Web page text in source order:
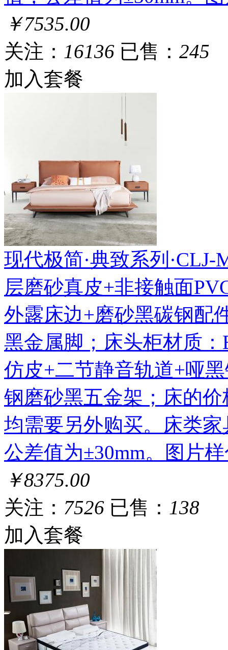
￥7535.00
关注： 16136 已售： 245
加入套餐
现代极简·典致系列·CLJ-
层磨砂真皮+非接触面
外露床边+磨砂黑碳钢配
黑金属脚；床头柜材质
仿皮+二节静音轨道+哑
钢磨砂黑五金架；床的
均需要另外购买。床类
公差值为±30mm。图片
￥8375.00
关注： 7526 已售： 138
加入套餐